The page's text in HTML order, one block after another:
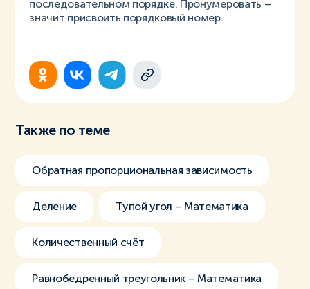
последовательном порядке. Пронумеровать –
значит присвоить порядковый номер.
Также по теме
Обратная пропорциональная зависимость
Деление Тупой угол – Математика
Количественный счёт
Равнобедренный треугольник – Математика